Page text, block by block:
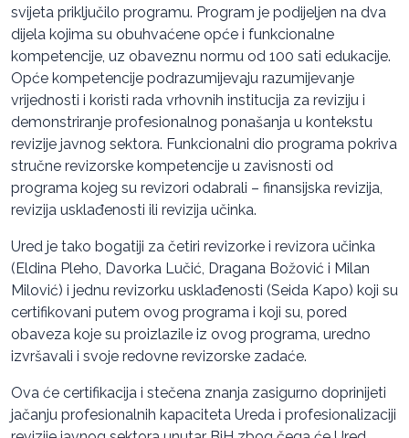
svijeta priključilo programu. Program je podijeljen na dva
dijela kojima su obuhvaćene opće i funkcionalne
kompetencije, uz obaveznu normu od 100 sati edukacije.
Opće kompetencije podrazumijevaju razumijevanje
vrijednosti i koristi rada vrhovnih institucija za reviziju i
demonstriranje profesionalnog ponašanja u kontekstu
revizije javnog sektora. Funkcionalni dio programa pokriva
stručne revizorske kompetencije u zavisnosti od
programa kojeg su revizori odabrali – finansijska revizija,
revizija usklađenosti ili revizija učinka.
Ured je tako bogatiji za četiri revizorke i revizora učinka
(Eldina Pleho, Davorka Lučić, Dragana Božović i Milan
Milović) i jednu revizorku usklađenosti (Seida Kapo) koji su
certifikovani putem ovog programa i koji su, pored
obaveza koje su proizlazile iz ovog programa, uredno
izvršavali i svoje redovne revizorske zadaće.
Ova će certifikacija i stečena znanja zasigurno doprinijeti
jačanju profesionalnih kapaciteta Ureda i profesionalizaciji